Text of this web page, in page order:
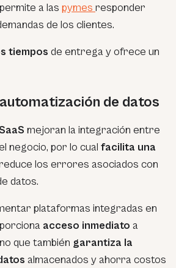
a las pymes responder
de los clientes.
tiempos de entrega y ofrece un
de datos
mejoran la integración entre
negocio, por lo cual facilita una
los errores asociados con
datos.
plataformas integradas en
acceso inmediato a
que también garantiza la
almacenados y ahorra costos